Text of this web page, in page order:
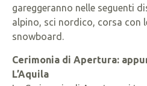
gareggeranno nelle seguenti
alpino, sci nordico, corsa con
snowboard.
Cerimonia di Apertura:
L’Aquila